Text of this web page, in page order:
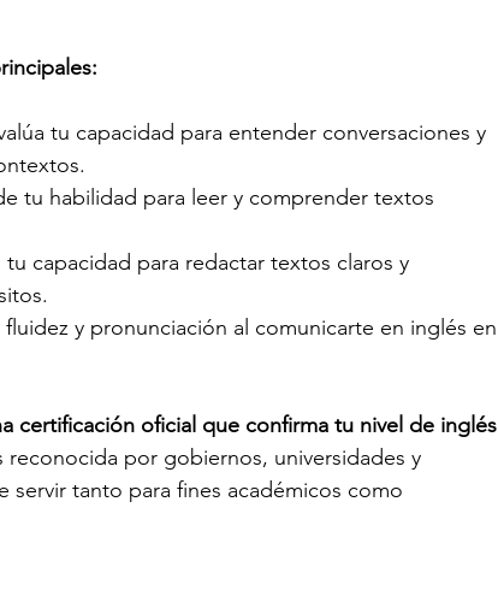
tu capacidad para entender conversaciones y
tu habilidad para leer y comprender textos
tu capacidad para redactar textos claros y
fluidez y pronunciación al comunicarte en inglés en
certificación oficial que confirma tu nivel de inglés
reconocida por gobiernos, universidades y
tanto para fines académicos como